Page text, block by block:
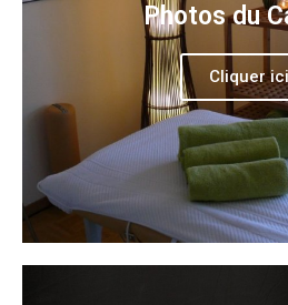
Photos du
Cliquer ici